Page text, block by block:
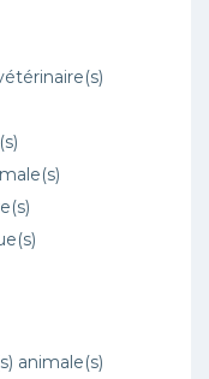
animale(s)